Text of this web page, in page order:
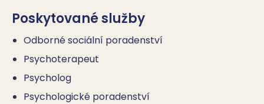
Poskytované služby
Odborné sociální poradenství
Psychoterapeut
Psycholog
Psychologické poradenství